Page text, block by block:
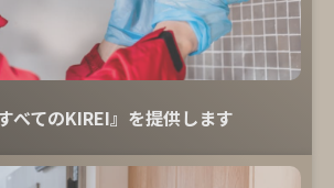
べてのKIREI』を提供します